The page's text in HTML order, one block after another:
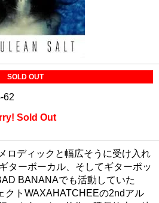
SOLD OUT
62
Sold Out
ロディックと幅広そうに受け入れ
ターボーカル、そしてギターポッ
BANANAでも活動していた
クトWAXAHATCHEEの2ndアル